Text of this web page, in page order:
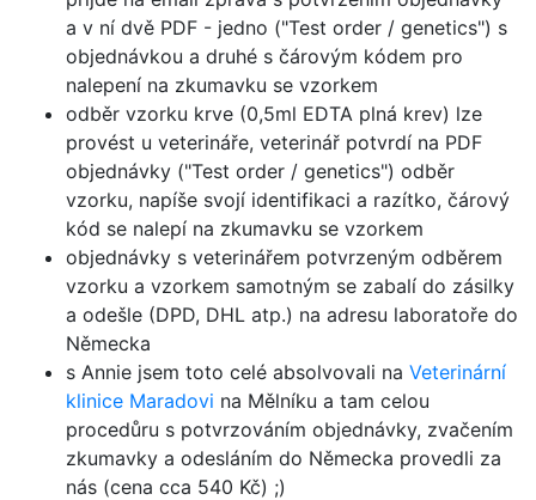
a v ní dvě PDF - jedno ("Test order / genetics") s
objednávkou a druhé s čárovým kódem pro
nalepení na zkumavku se vzorkem
odběr vzorku krve (0,5ml EDTA plná krev) lze
provést u veterináře, veterinář potvrdí na PDF
objednávky ("Test order / genetics") odběr
vzorku, napíše svojí identifikaci a razítko, čárový
kód se nalepí na zkumavku se vzorkem
objednávky s veterinářem potvrzeným odběrem
vzorku a vzorkem samotným se zabalí do zásilky
a odešle (DPD, DHL atp.) na adresu laboratoře do
Německa
s Annie jsem toto celé absolvovali na Veterinární
klinice Maradovi na Mělníku a tam celou
procedůru s potvrzováním objednávky, zvačením
zkumavky a odesláním do Německa provedli za
nás (cena cca 540 Kč) ;)